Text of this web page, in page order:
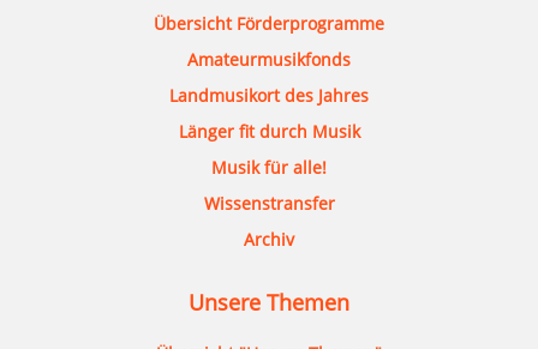
Übersicht Förderprogramme
Amateurmusikfonds
Landmusikort des Jahres
Länger fit durch Musik
Musik für alle!
Wissenstransfer
Archiv
Unsere Themen